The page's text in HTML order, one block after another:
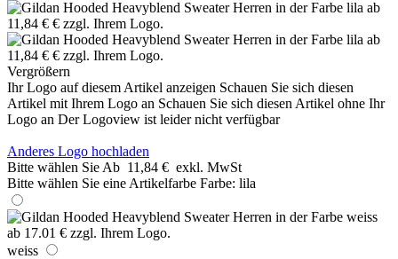
Vergrößern
Ihr Logo auf diesem Artikel anzeigen Schauen Sie sich diesen
Artikel mit Ihrem Logo an Schauen Sie sich diesen Artikel ohne Ihr
Logo an Der Logoview ist leider nicht verfügbar
Anderes Logo hochladen
Bitte wählen Sie Ab 11,84 € exkl. MwSt
Bitte wählen Sie eine Artikelfarbe Farbe: lila
weiss